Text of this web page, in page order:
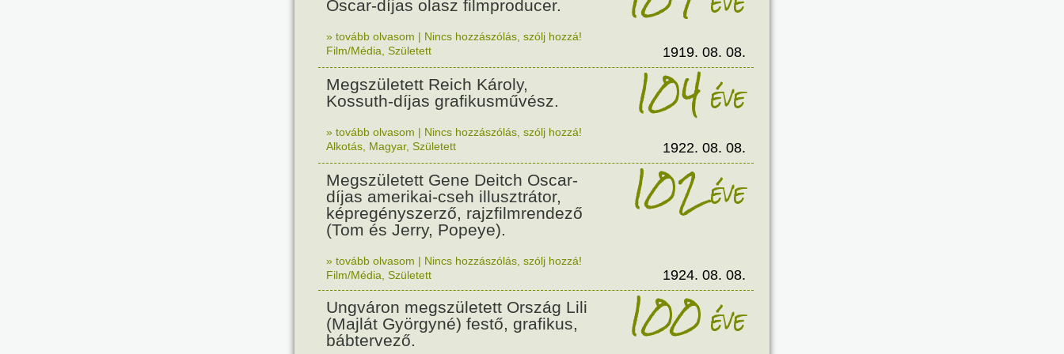
Oscar-díjas olasz filmproducer.
» tovább olvasom | Nincs hozzászólás, szólj hozzá!
Film/Média Született 1919. 08. 08.
Megszületett Reich Károly,
Kossuth-díjas grafikusművész.
104éve
» tovább olvasom | Nincs hozzászólás, szólj hozzá!
Alkotás Magyar, Született 1922. 08. 08.
Megszületett Gene Deitch Oscar-
díjas amerikai-cseh illusztrátor,
képregényszerző, rajzfilmrendező
(Tom és Jerry, Popeye).
102éve
» tovább olvasom | Nincs hozzászólás, szólj hozzá!
Film/Média Született 1924. 08. 08.
Ungváron megszületett Ország Lili
(Majlát Györgyné) festő, grafikus,
bábtervező.
100éve